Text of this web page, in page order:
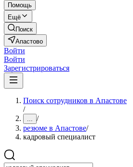
Помощь
Ещё
Поиск
Апастово
Войти
Войти
Зарегистрироваться
Поиск сотрудников в Апастове
/
... /
резюме в Апастове/
кадровый специалист